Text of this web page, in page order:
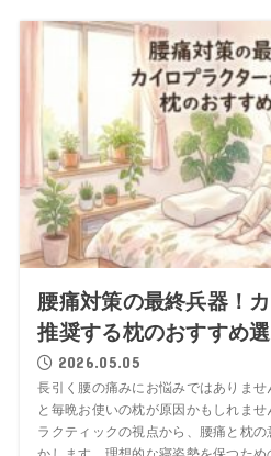
腰痛対策の最終兵器！
推奨する枕のおすすめ
2026.05.05
長引く腰の痛みにお悩みではありま
と毎晩お使いの枕が原因かもしれま
ラクティックの視点から、腰痛と枕
かします。理想的な寝姿勢を保つため